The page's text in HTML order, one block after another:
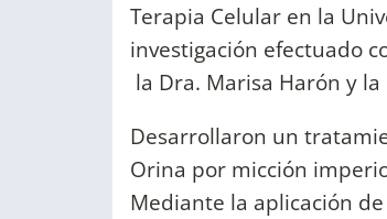
Terapia Celular en la
investigación efectuado
la Dra. Marisa Harón y
Desarrollaron un
Orina por micción
Mediante la aplicación